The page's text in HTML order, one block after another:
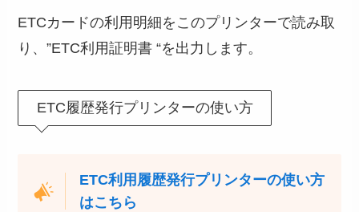
ETCカードの利用明細をこのプリンターで読み取
り、”ETC利用証明書 “を出力します。
ETC履歴発行プリンターの使い方
ETC利用履歴発行プリンターの使い方
はこちら